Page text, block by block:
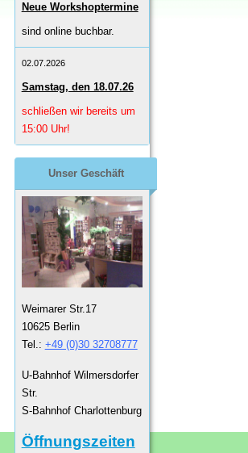
Neue Workshoptermine
sind online buchbar.
02.07.2026
Samstag, den 18.07.26
schließen wir bereits um
15:00 Uhr!
Unser Geschäft
Weimarer Str.17
10625 Berlin
Tel.: +49 (0)30 32708777
U-Bahnhof Wilmersdorfer
Str.
S-Bahnhof Charlottenburg
Öffnungszeiten